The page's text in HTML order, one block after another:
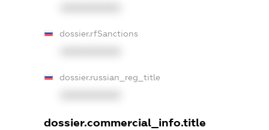
dossier.rfSanctions
dossier.russian_reg_title
dossier.commercial_info.title